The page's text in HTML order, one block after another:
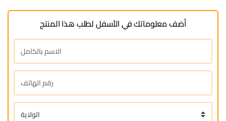
أضف معلوماتك في الأسفل لطلب هذا المنتج